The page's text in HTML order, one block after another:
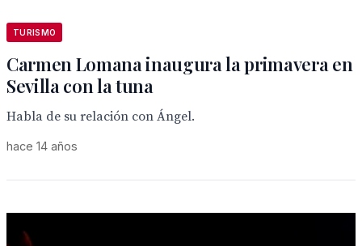
TURISMO
Carmen Lomana inaugura la primavera en
Sevilla con la tuna
Habla de su relación con Ángel.
hace 14 años